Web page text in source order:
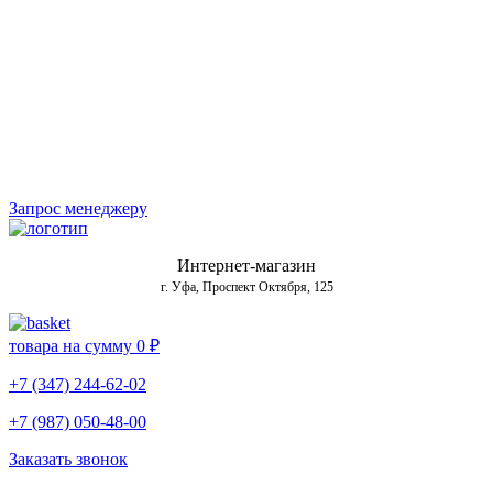
Запрос менеджеру
Интернет-магазин
г. Уфа, Проспект Октября, 125
товара на сумму 0 ₽
+7 (347) 244-62-02
+7 (987) 050-48-00
Заказать звонок